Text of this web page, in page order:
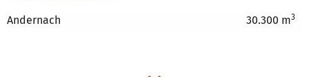
Andernach 30.300 m3